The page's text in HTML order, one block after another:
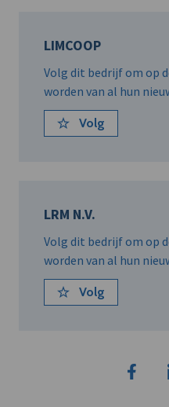
LIMCOOP
Volg dit bedrijf om op
worden van al hun
Volg
LRM N.V.
Volg dit bedrijf om op
worden van al hun
Volg